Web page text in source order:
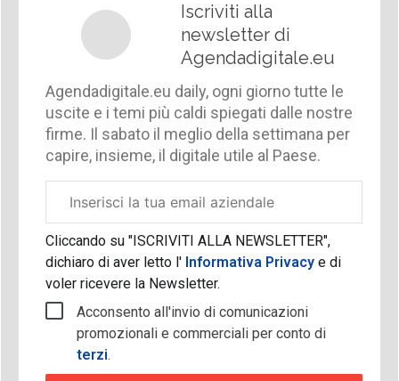
Iscriviti alla
newsletter di
Agendadigitale.eu
Agendadigitale.eu daily, ogni giorno tutte le
uscite e i temi più caldi spiegati dalle nostre
firme. Il sabato il meglio della settimana per
capire, insieme, il digitale utile al Paese.
aziendale
Cliccando su "ISCRIVITI ALLA NEWSLETTER",
dichiaro di aver letto l'Informativa Privacy e di
voler ricevere la Newsletter.
Acconsento all'invio di comunicazioni
promozionali e commerciali per conto di
terzi.